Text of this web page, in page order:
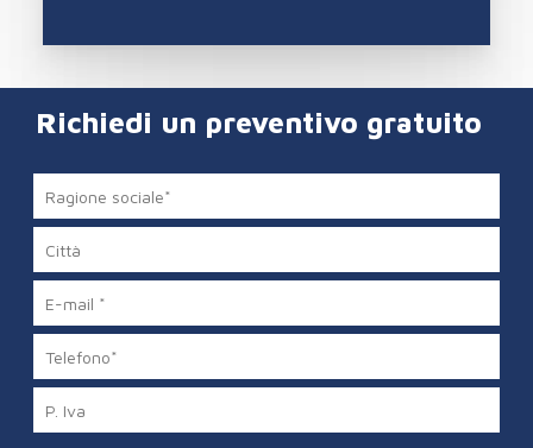
Richiedi un preventivo gratuito